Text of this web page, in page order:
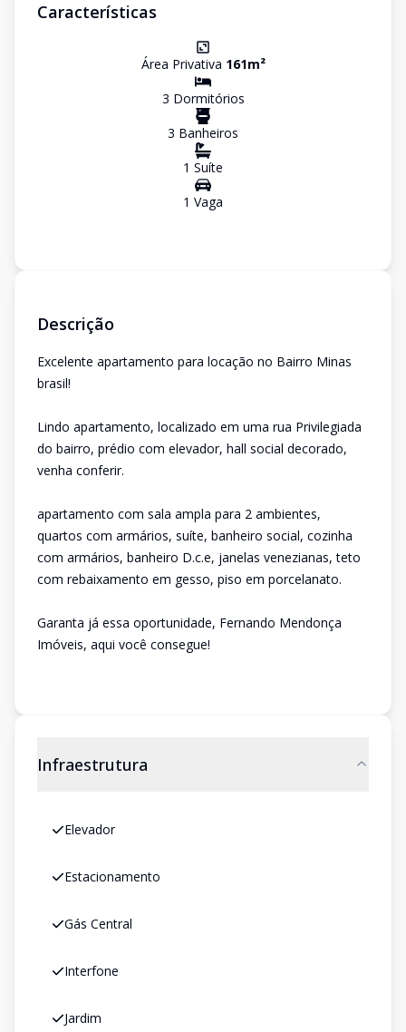
Características
Área Privativa 161m²
3 Dormitórios
3 Banheiros
1 Suíte
1 Vaga
Descrição
Excelente apartamento para locação no Bairro Minas
brasil!
Lindo apartamento, localizado em uma rua Privilegiada
do bairro, prédio com elevador, hall social decorado,
venha conferir.
apartamento com sala ampla para 2 ambientes,
quartos com armários, suíte, banheiro social, cozinha
com armários, banheiro D.c.e, janelas venezianas, teto
com rebaixamento em gesso, piso em porcelanato.
Garanta já essa oportunidade, Fernando Mendonça
Imóveis, aqui você consegue!
Infraestrutura
Elevador
Estacionamento
Gás Central
Interfone
Jardim